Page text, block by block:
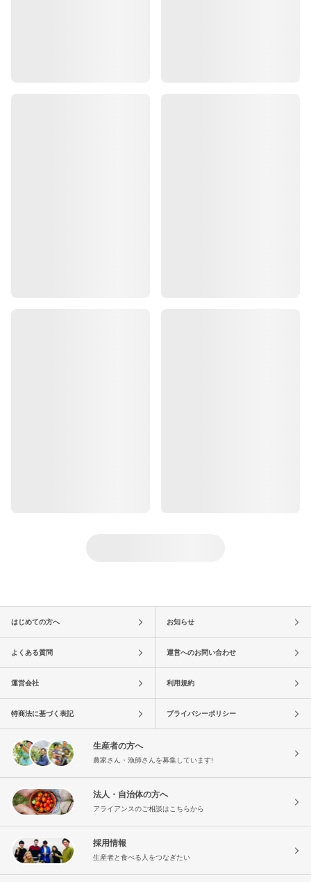
はじめての方へ お知らせ
よくある質問 運営へのお問い合わせ
運営会社 利用規約
特商法に基づく表記 プライバシーポリシー
生産者の方へ
農家さん・漁師さんを募集しています!
法人・自治体の方へ
アライアンスのご相談はこちらから
採用情報
生産者と食べる人をつなぎたい